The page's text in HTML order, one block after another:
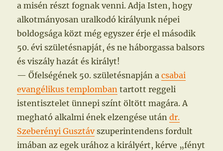
a misén részt fognak venni. Adja Isten, hogy
alkotmányosan uralkodó királyunk népei
boldogsága közt még egyszer érje el második
50. évi születésnapját, és ne háborgassa balsors
és viszály hazát és királyt!
— Őfelségének 50. születésnapján acsabai
evangélikus templomban tartott reggeli
istentisztelet ünnepi színt öltött magára. A
megható alkalmi ének elzengése utándr.
Szeberényi Gusztávszuperintendens fordult
imában az egek urához a királyért, kérve „fényt